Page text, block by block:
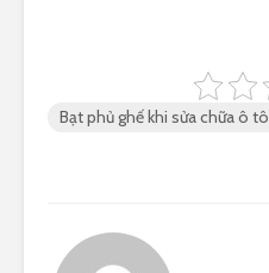
Bạt phủ ghế khi sửa chữa ô tô